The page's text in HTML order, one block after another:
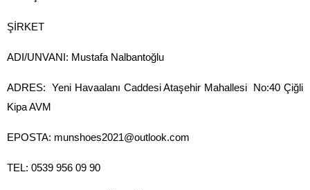
ŞİRKET
ADI/UNVANI: Mustafa Nalbantoğlu
ADRES:  Yeni Havaalanı Caddesi Ataşehir Mahallesi  No:40 Çiğli
Kipa AVM
EPOSTA: munshoes2021@outlook.com
TEL: 0539 956 09 90